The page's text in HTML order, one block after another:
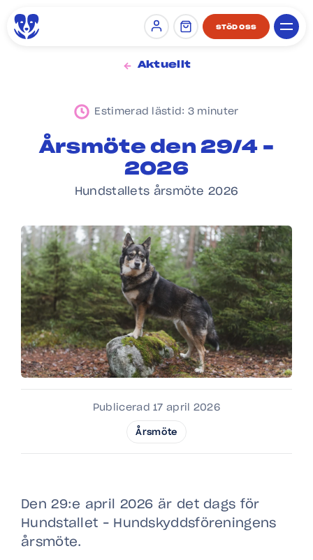
Sign in STÖD OSS
Aktuellt
Estimerad lästid: 3 minuter
Årsmöte den 29/4 –
2026
Hundstallets årsmöte 2026
Publicerad 17 april 2026
Årsmöte
Den 29:e april 2026 är det dags för
Hundstallet – Hundskyddsföreningens
årsmöte.